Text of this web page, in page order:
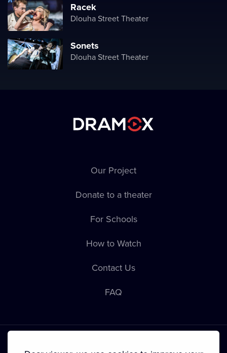
Racek
Dlouha Street Theater
Sonets
Dlouha Street Theater
Our Project
Donate to a theater
For Schools
How to Watch
Contact Us
FAQ